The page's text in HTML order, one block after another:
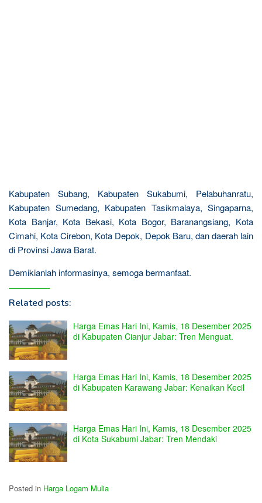
Kabupaten Subang, Kabupaten Sukabumi, Pelabuhanratu,
Kabupaten Sumedang, Kabupaten Tasikmalaya, Singaparna,
Kota Banjar, Kota Bekasi, Kota Bogor, Baranangsiang, Kota
Cimahi, Kota Cirebon, Kota Depok, Depok Baru, dan daerah lain
di Provinsi Jawa Barat.
Demikianlah informasinya, semoga bermanfaat.
Related posts:
Harga Emas Hari Ini, Kamis, 18 Desember 2025
di Kabupaten Cianjur Jabar: Tren Menguat.
Harga Emas Hari Ini, Kamis, 18 Desember 2025
di Kabupaten Karawang Jabar: Kenaikan Kecil
Harga Emas Hari Ini, Kamis, 18 Desember 2025
di Kota Sukabumi Jabar: Tren Mendaki
Posted in Harga Logam Mulia